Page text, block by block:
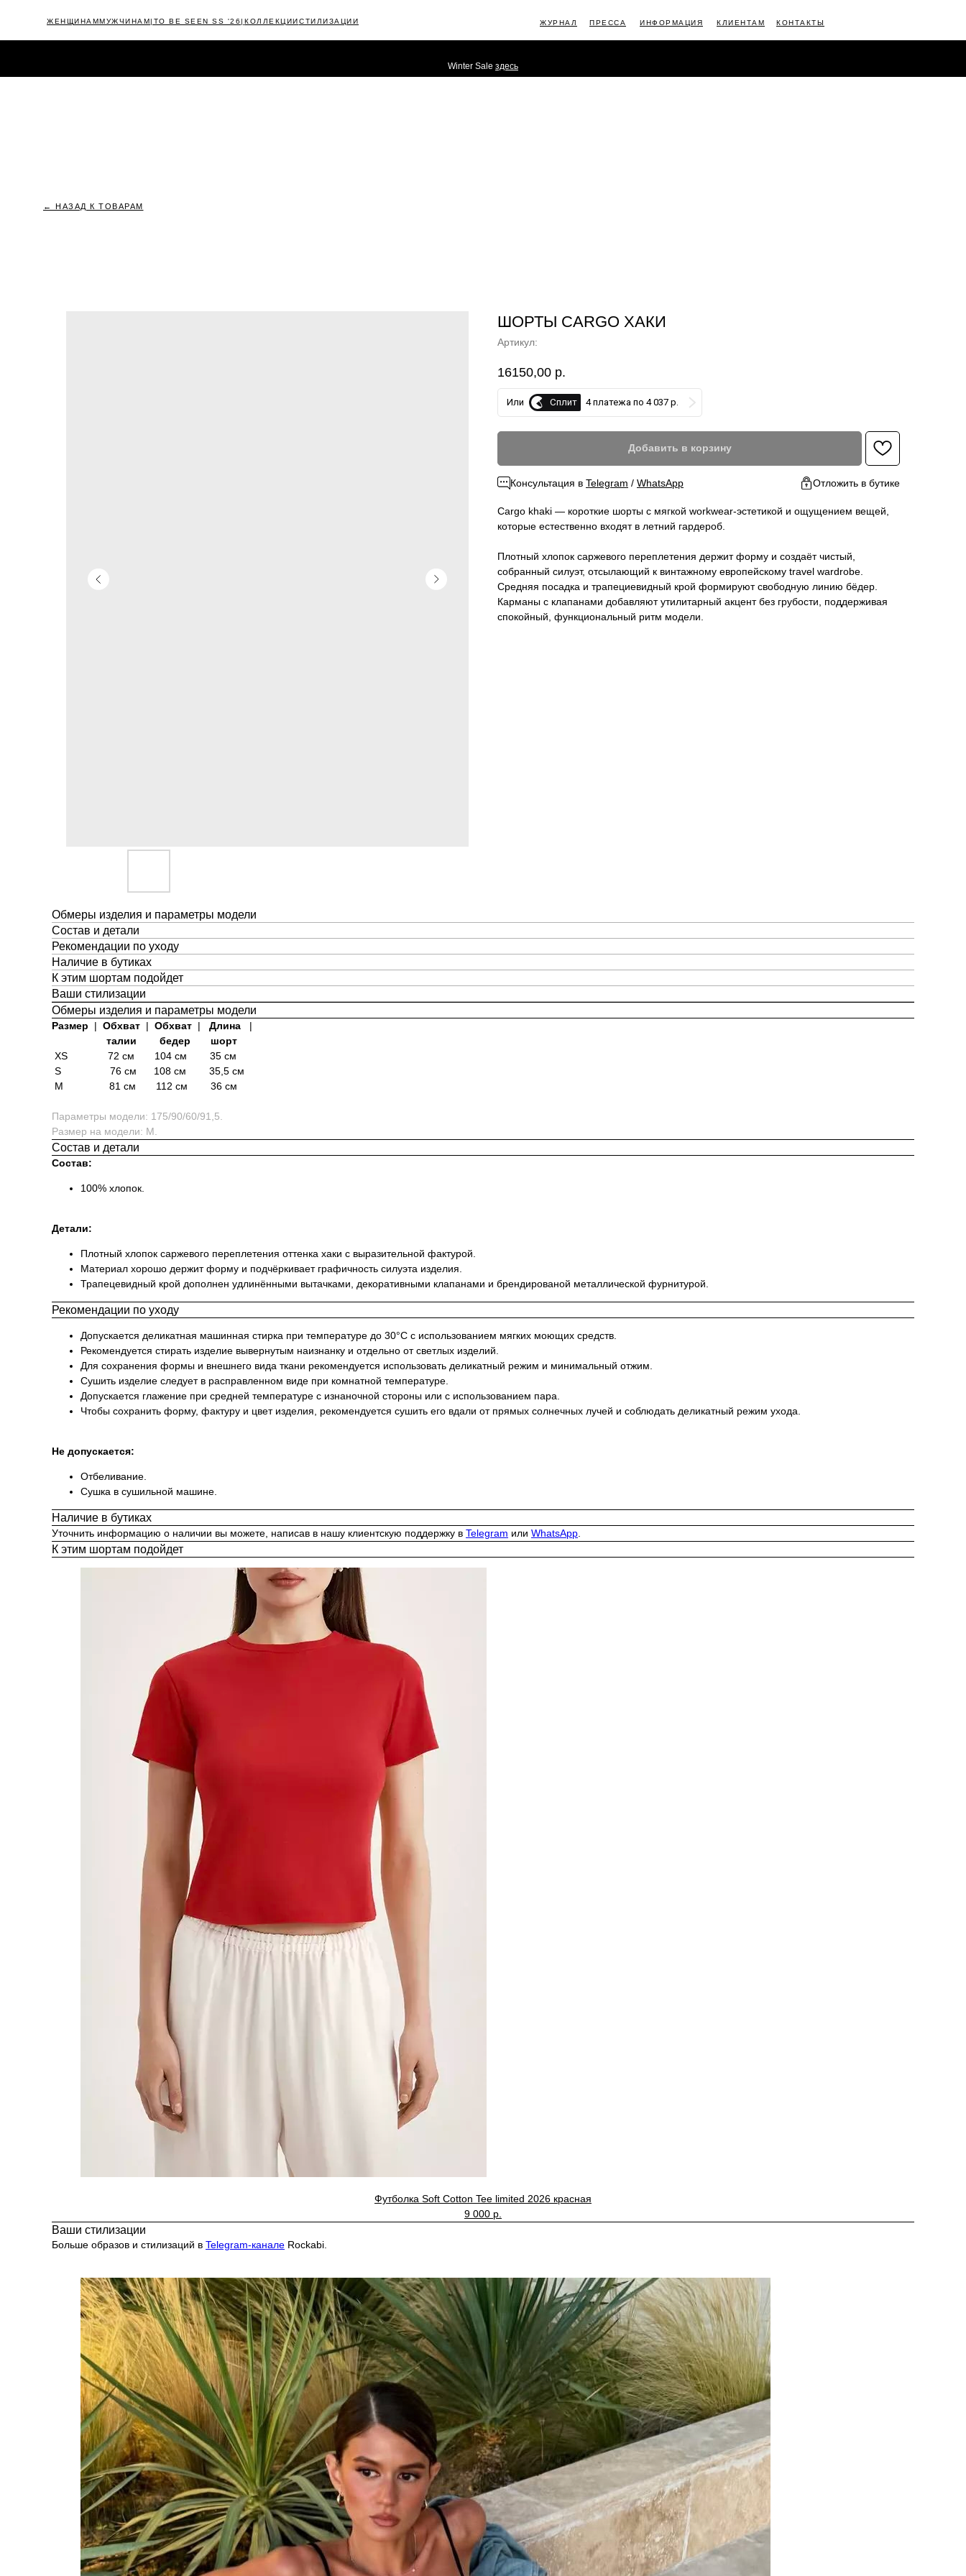
Winter Sale здесь
ЖЕНЩИНАММУЖЧИНАМ|TO BE SEEN SS '26| КОЛЛЕКЦИИСТИЛИЗАЦИИ КОНТАКТЫ
ИНФОРМАЦИЯ КЛИЕНТАМ
ПРЕССА
ЖУРНАЛ
← НАЗАД К ТОВАРАМ
ШОРТЫ CARGO ХАКИ
Артикул:
16150,00 р.
Или Сплит 4 платежа по 4 037 р.
Добавить в корзину
Консультация в Telegram / WhatsApp Отложить в бутике
Cargo khaki — короткие шорты с мягкой workwear-эстетикой и ощущением вещей,
которые естественно входят в летний гардероб.
Плотный хлопок саржевого переплетения держит форму и создаёт чистый,
собранный силуэт, отсылающий к винтажному европейскому travel wardrobe.
Средняя посадка и трапециевидный крой формируют свободную линию бёдер.
Карманы с клапанами добавляют утилитарный акцент без грубости, поддерживая
спокойный, функциональный ритм модели.
Обмеры изделия и параметры модели
Состав и детали
Рекомендации по уходу
Наличие в бутиках
К этим шортам подойдет
Ваши стилизации
Обмеры изделия и параметры модели
Размер | Обхват | Обхват | Длина |
талии
бедер
шорт
XS 72 см 104 см 35 см
S 76 см 108 см 35,5 см
M 81 см 112 см 36 см
Параметры модели: 175/90/60/91,5.
Размер на модели: М.
Состав и детали
Состав:
100% хлопок.
Детали:
Плотный хлопок саржевого переплетения оттенка хаки с выразительной фактурой.
Материал хорошо держит форму и подчёркивает графичность силуэта изделия.
Трапецевидный крой дополнен удлинёнными вытачками, декоративными клапанами и брендированой металлической фурнитурой.
Рекомендации по уходу
Допускается деликатная машинная стирка при температуре до 30°C с использованием мягких моющих средств.
Рекомендуется стирать изделие вывернутым наизнанку и отдельно от светлых изделий.
Для сохранения формы и внешнего вида ткани рекомендуется использовать деликатный режим и минимальный отжим.
Сушить изделие следует в расправленном виде при комнатной температуре.
Допускается глажение при средней температуре с изнаночной стороны или с использованием пара.
Чтобы сохранить форму, фактуру и цвет изделия, рекомендуется сушить его вдали от прямых солнечных лучей и соблюдать деликатный режим ухода.
Не допускается:
Отбеливание.
Сушка в сушильной машине.
Наличие в бутиках
Уточнить информацию о наличии вы можете, написав в нашу клиентскую поддержку в Telegram или WhatsApp
К этим шортам подойдет
Футболка Soft Cotton Tee limited 2026 красная
9 000 р.
Ваши стилизации
Больше образов и стилизаций в Telegram-канале Rockabi.